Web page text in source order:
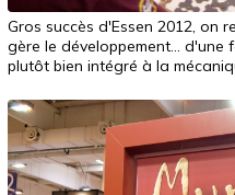
Gros succès d'Essen 2012, on
gère le développement... d'une
plutôt bien intégré à la